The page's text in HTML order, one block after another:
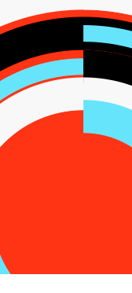
Colaboración
Diseñar mejor
10.7
de la UI de iOS 18,
y más